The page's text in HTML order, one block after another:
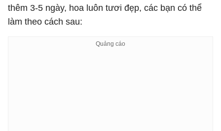
thêm 3-5 ngày, hoa luôn tươi đẹp, các bạn có thể
làm theo cách sau: